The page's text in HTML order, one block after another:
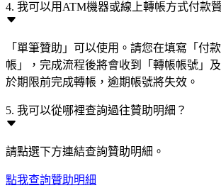
4. 我可以用ATM機器或線上轉帳方式付款
「單筆贊助」可以使用。請您在填寫「付
帳」，完成流程後將會收到「轉帳帳號」
於期限前完成轉帳，逾期帳號將失效。
5. 我可以從哪裡查詢過往贊助明細？
請點選下方連結查詢贊助明細。
點我查詢贊助明細